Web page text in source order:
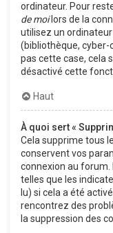
ordinateur. Pour
de moilors de la
utilisez un
(bibliothèque, cyber-
pas cette case, cela
désactivé cette
Haut
À quoi sert «
Cela supprime tous
conservent vos
connexion au
telles que les
lu) si cela a été
rencontrez des
la suppression des